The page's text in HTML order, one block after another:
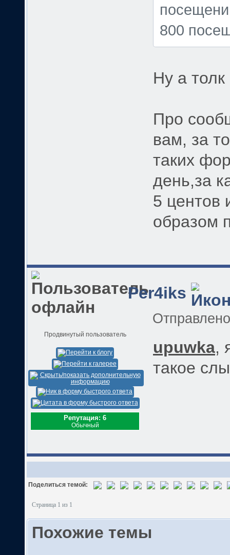
800
Ну а
Про
вам, за
таких
день,за
5 центов
образом
Per4iks
Продвинутый пользователь
Репутация: 6
Обычный
upuwka,
такое
Поделиться темой:
Страница 1 из 1
Похожие темы